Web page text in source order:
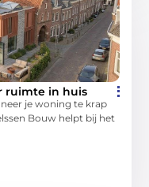
ruimte in huis
je woning te krap
Bouw helpt bij het